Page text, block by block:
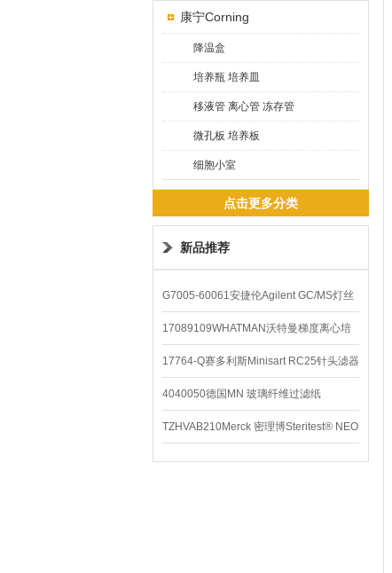
康宁Corning
降温盒
培养瓶 培养皿
移液管 离心管 冻存管
微孔板 培养板
细胞小室
点击更多分类
新品推荐
G7005-60061安捷伦Agilent GC/MS灯丝
配件
17089109WHATMAN沃特曼梯度离心培
养基
17764-Q赛多利斯Minisart RC25针头滤器
4040050德国MN 玻璃纤维过滤纸
TZHVAB210Merck 密理博Steritest® NEO
设备